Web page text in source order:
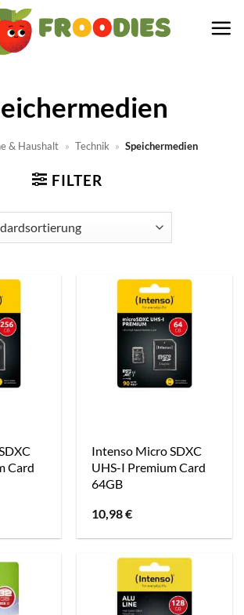
& Haushalt » Technik » Speichermedien
FILTER
Card
Intenso Micro SDXC
UHS-I Premium Card
64GB
10,98€